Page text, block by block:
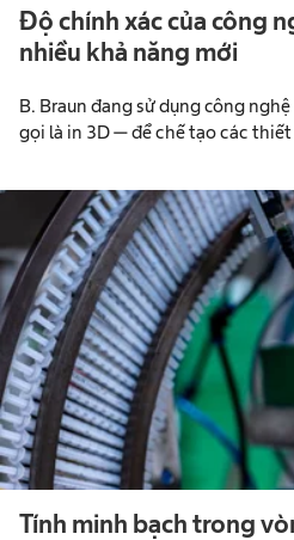
Độ chính xác của công
nhiều khả năng mới
B. Braun đang sử dụng công
gọi là in 3D — để chế tạo các thiết
Tính minh bạch trong